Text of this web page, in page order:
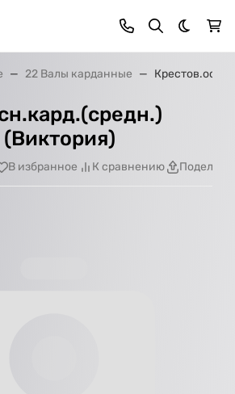
Темная
22 Валы карданные
В избранное К сравнению